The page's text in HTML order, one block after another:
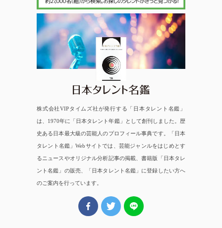
日本タレント名鑑
株式会社VIPタイムズ社が発行する「日本タレント名鑑」
は、1970年に「日本タレント年鑑」として創刊しました。歴
史ある日本最大級の芸能人のプロフィール事典です。「日本
タレント名鑑」Webサイトでは、芸能ジャンルをはじめとす
るニュースやオリジナル分析記事の掲載、書籍版「日本タレ
ント名鑑」の販売、「日本タレント名鑑」に登録したい方へ
のご案内を行っています。